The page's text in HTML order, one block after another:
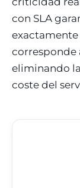
con SLA
corresponde
eliminando
coste del